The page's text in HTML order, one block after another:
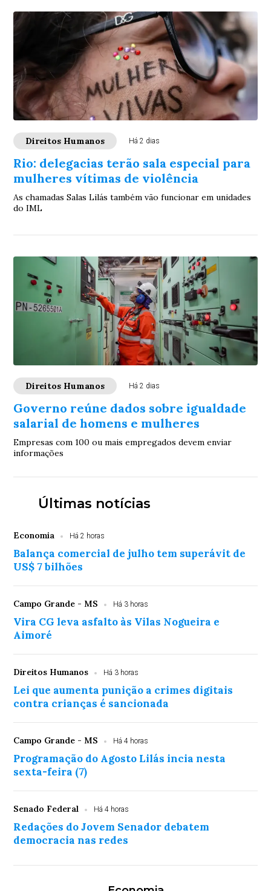
Direitos Humanos Há 2 dias
Rio: delegacias terão sala especial para
mulheres vítimas de violência
As chamadas Salas Lilás também vão funcionar em unidades
do IML
Direitos Humanos Há 2 dias
Governo reúne dados sobre igualdade
salarial de homens e mulheres
Empresas com 100 ou mais empregados devem enviar
informações
Últimas notícias
Economia Há 2 horas
Balança comercial de julho tem superávit de
US$ 7 bilhões
Campo Grande - MS Há 3 horas
Vira CG leva asfalto às Vilas Nogueira e
Aimoré
Direitos Humanos Há 3 horas
Lei que aumenta punição a crimes digitais
contra crianças é sancionada
Campo Grande - MS Há 4 horas
Programação do Agosto Lilás incia nesta
sexta-feira (7)
Senado Federal Há 4 horas
Redações do Jovem Senador debatem
democracia nas redes